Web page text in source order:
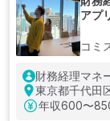
アプ
コミ
財務経理マネ
東京都千代田
年収600〜